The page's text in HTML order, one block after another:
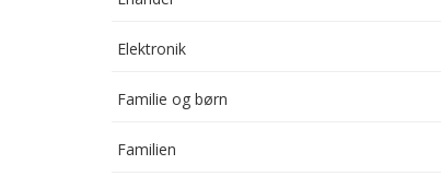
Elektronik
Familie og børn
Familien